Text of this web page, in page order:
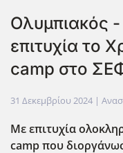
Ολυμπιακός
επιτυχία το
camp στο
31 Δεκεμβρίου 2024 |
Με επιτυχία
camp που